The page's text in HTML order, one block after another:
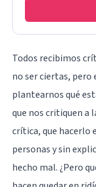
Todos recibimos
no ser ciertas, pero
plantearnos qué
que nos critiquen a
crítica, que hacerlo
personas y sin
hecho mal. ¿Pero